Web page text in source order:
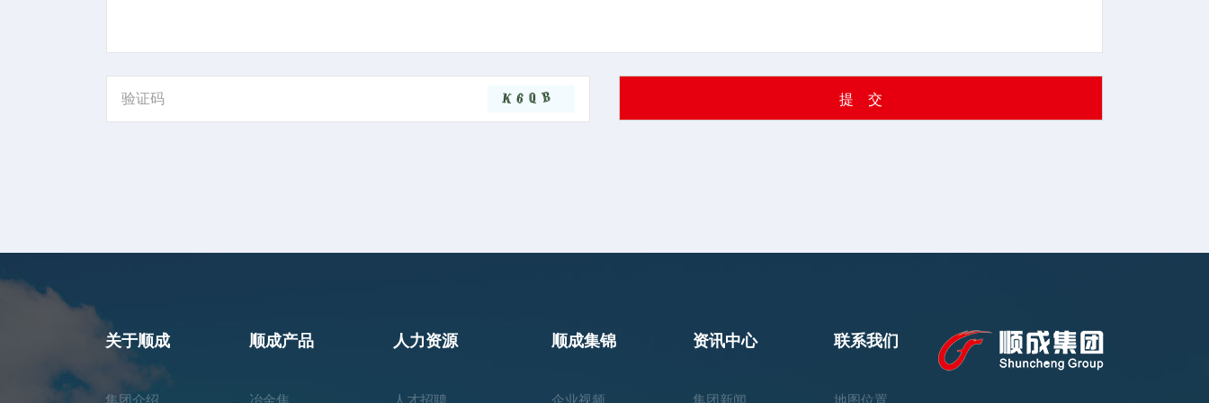
验证码 提 交
关于顺成
集团介绍
顺成产品
冶金焦
人力资源
人才招聘
顺成集锦
企业视频
资讯中心
集团新闻
联系我们
地图位置